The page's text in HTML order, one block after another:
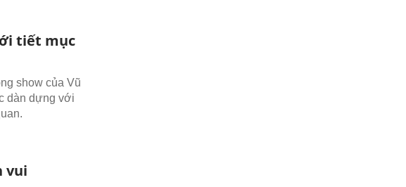
tiết mục
show của Vũ
dàn dựng với
vui